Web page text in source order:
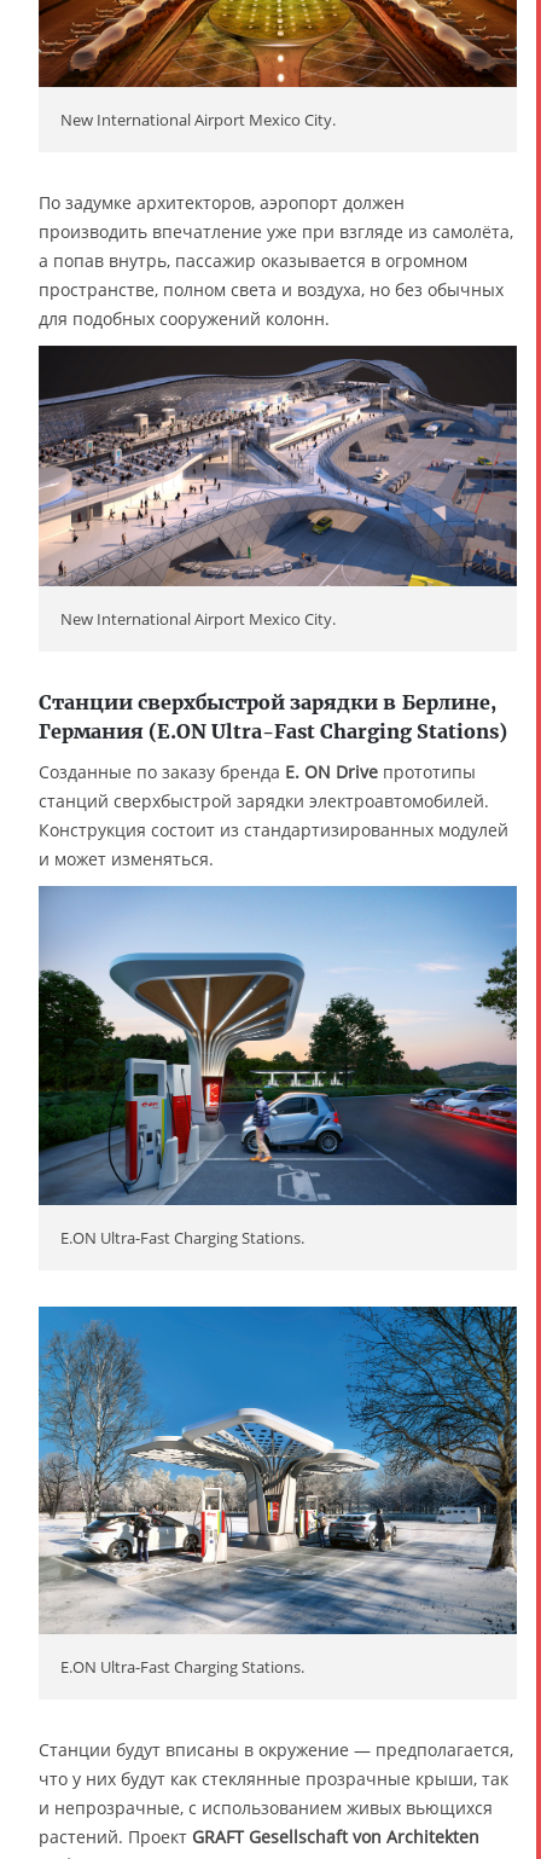
New International Airport Mexico City.
По задумке архитекторов, аэропорт должен
производить впечатление уже при взгляде из самолёта,
а попав внутрь, пассажир оказывается в огромном
пространстве, полном света и воздуха, но без обычных
для подобных сооружений колонн.
New International Airport Mexico City.
Станции сверхбыстрой зарядки в Берлине,
Германия (E.ON Ultra-Fast Charging Stations)
Созданные по заказу бренда E. ON Drive прототипы
станций сверхбыстрой зарядки электроавтомобилей.
Конструкция состоит из стандартизированных модулей
и может изменяться.
E.ON Ultra-Fast Charging Stations.
E.ON Ultra-Fast Charging Stations.
Станции будут вписаны в окружение — предполагается,
что у них будут как стеклянные прозрачные крыши, так
и непрозрачные, с использованием живых вьющихся
растений. Проект GRAFT Gesellschaft von Architekten